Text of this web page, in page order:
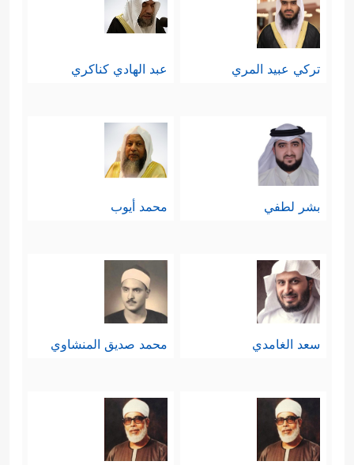
تركي عبيد المري عبد الهادي كناكري
بشر لطفي محمد أيوب
سعد الغامدي محمد صديق المنشاوي